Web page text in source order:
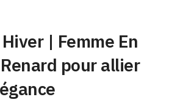
| Femme En
pour allier